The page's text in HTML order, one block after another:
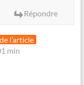
Répondre
l’article
min